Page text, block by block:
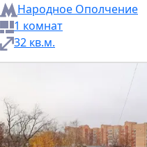
Народное Ополчение
1 комнат
32 кв.м.